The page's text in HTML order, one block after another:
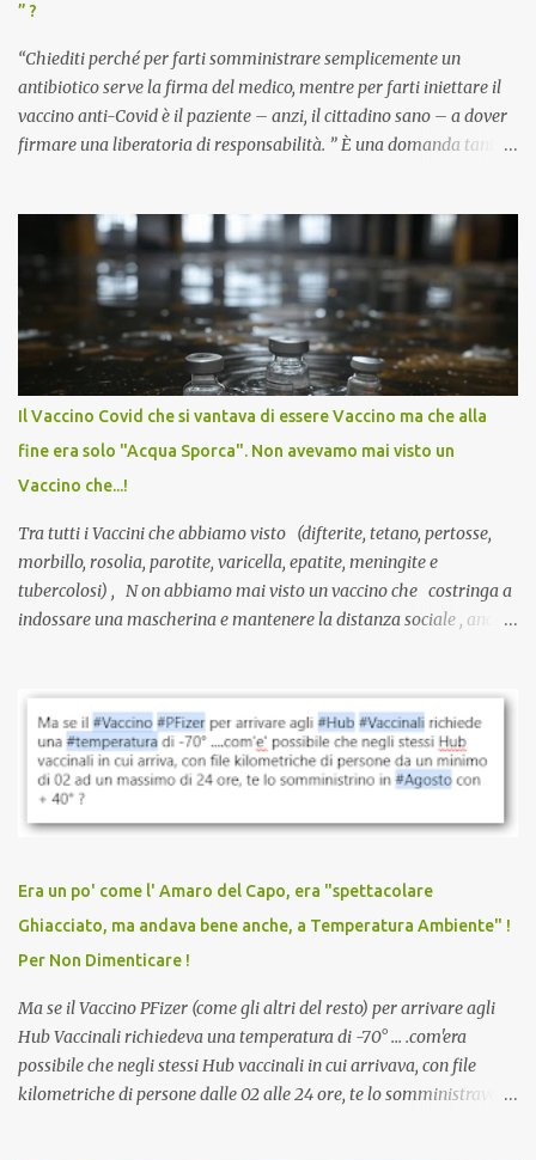
” ?
“Chiediti perché per farti somministrare semplicemente un
antibiotico serve la firma del medico, mentre per farti iniettare il
vaccino anti-Covid è il paziente – anzi, il cittadino sano – a dover
firmare una liberatoria di responsabilità. ” È una domanda tanto
pandemia. Un interrogativo che dovrebbe scuotere chiunque abbia
ancora il coraggio di pensare con la propria testa. Per il vaccino
anti-Covid, un pro-farmaco, con autorizzazione condizionata,
sviluppato in tempi record, con tecnologie mai utilizzate prima su
larga scala, ancora oggetto di studio e di discussione
internazionale serve solo una firma. La tua. Lo si somministra
anche a persone sane, giovani, senza fattori di rischio, spesso già
serve una prescrizione. Non c’è diagnosi. Non c’è presa in carico.
L’unico atto richiesto è una fi...
Il Vaccino Covid che si vantava di essere Vaccino ma che alla
fine era solo "Acqua Sporca". Non avevamo mai visto un
Vaccino che...!
Tra tutti i Vaccini che abbiamo visto (difterite, tetano, pertosse,
morbillo, rosolia, parotite, varicella, epatite, meningite e
tubercolosi) , N on abbiamo mai visto un vaccino che costringa a
indossare una mascherina e mantenere la distanza sociale , anche
vaccinazione. Non avevamo mai sentito parlare di ricompense,
sconti, incentivi per vaccinarsi. Non avevamo mai visto
discriminazioni per coloro che non l’hanno fatto. Se non sei stato
vaccinato, nessuno aveva prima cercato di farti sentire una
persona cattiva. Non avevamo mai visto un vaccino che minacci le
vaccino usato per minacciare i mezzi di sussistenza, il lavoro o la
scuola. Non avevamo mai visto un vaccino che permettesse a un
dodicenne di ignorare il consenso dei genitori. Dopo tutti i vaccini
che abbiamo elencato sopra...
Era un po' come l' Amaro del Capo, era "spettacolare
Ghiacciato, ma andava bene anche, a Temperatura Ambiente" !
Per Non Dimenticare !
Ma se il Vaccino PFizer (come gli altri del resto) per arrivare agli
Hub Vaccinali richiedeva una temperatura di -70° ... .com'era
possibile che negli stessi Hub vaccinali in cui arrivava, con file
kilometriche di persone dalle 02 alle 24 ore, te lo somministravano